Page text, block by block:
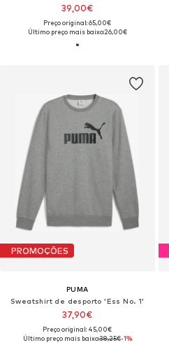
39,00€
Preço original: 65,00€
Último preço mais baixo:26,00€
PROMOÇÕES
PUMA
Sweatshirt de desporto 'Ess No. 1'
37,90€
Preço original: 45,00€
Último preço mais baixo:38,25€-1%